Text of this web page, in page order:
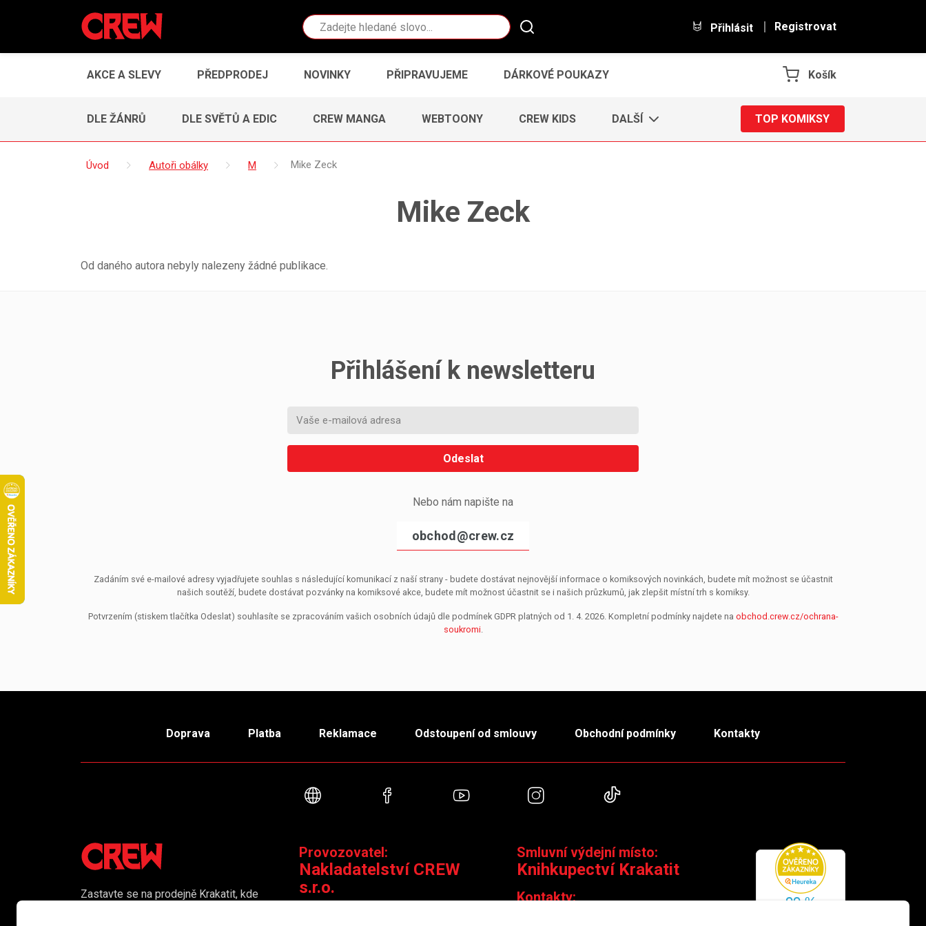
Vyhledávání Přihlásit Registrovat
AKCE A SLEVY PŘEDPRODEJ NOVINKY PŘIPRAVUJEME DÁRKOVÉ POUKAZY Košík
DLE ŽÁNRŮ DLE SVĚTŮ A EDIC CREW MANGA WEBTOONY CREW KIDS DALŠÍ TOP KOMIKSY
Úvod Autoři obálky M Mike Zeck
Mike Zeck
Od daného autora nebyly nalezeny žádné publikace.
Přihlášení k newsletteru
Odeslat
Nebo nám napište na
obchod@crew.cz
Zadáním své e-mailové adresy vyjadřujete souhlas s následující komunikací z naší strany - budete dostávat nejnovější informace o komiksových novinkách, budete mít možnost se účastnit
našich soutěží, budete dostávat pozvánky na komiksové akce, budete mít možnost účastnit se i našich průzkumů, jak zlepšit místní trh s komiksy.
Potvrzením (stiskem tlačítka Odeslat) souhlasíte se zpracováním vašich osobních údajů dle podmínek GDPR platných od 1. 4. 2026. Kompletní podmínky najdete na obchod.crew.cz/ochrana-
soukromi.
Doprava Platba Reklamace Odstoupení od smlouvy Obchodní podmínky Kontakty
Webové stránkyFacebookYouTube Instagram
Zastavte se na prodejně Krakatit, kde
Provozovatel:
Nakladatelství CREW
s.r.o.
Smluvní výdejní místo:
Knihkupectví Krakatit
Kontakty: